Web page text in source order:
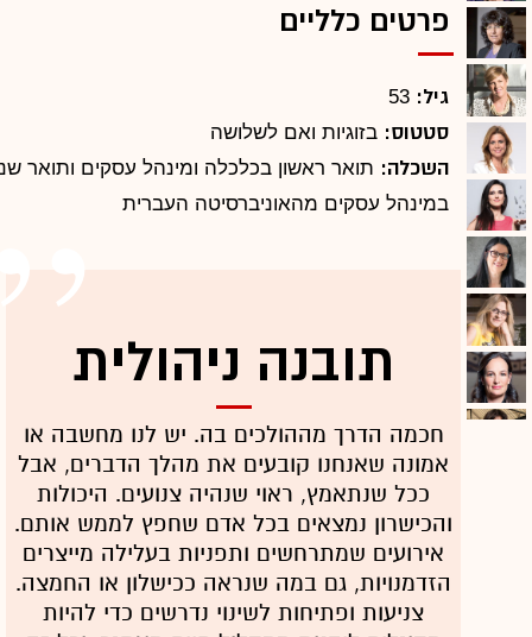
פרטים כלליים
גיל:
סטטוס: בזוגיות ואם לשלושה
השכלה: תואר ראשון בכלכלה ומינהל עסקים ותואר
במינהל עסקים מהאוניברסיטה העברית
תובנה ניהולית
חכמה הדרך מההולכים בה. יש לנו מחשבה או
אמונה שאנחנו קובעים את מהלך הדברים, אבל
ככל שנתאמץ, ראוי שנהיה צנועים. היכולות
והכישרון נמצאים בכל אדם שחפץ לממש אותם.
אירועים שמתרחשים ותפניות בעלילה מייצרים
הזדמנויות, גם במה שנראה ככישלון או החמצה.
צניעות ופתיחות לשינוי נדרשים כדי להיות